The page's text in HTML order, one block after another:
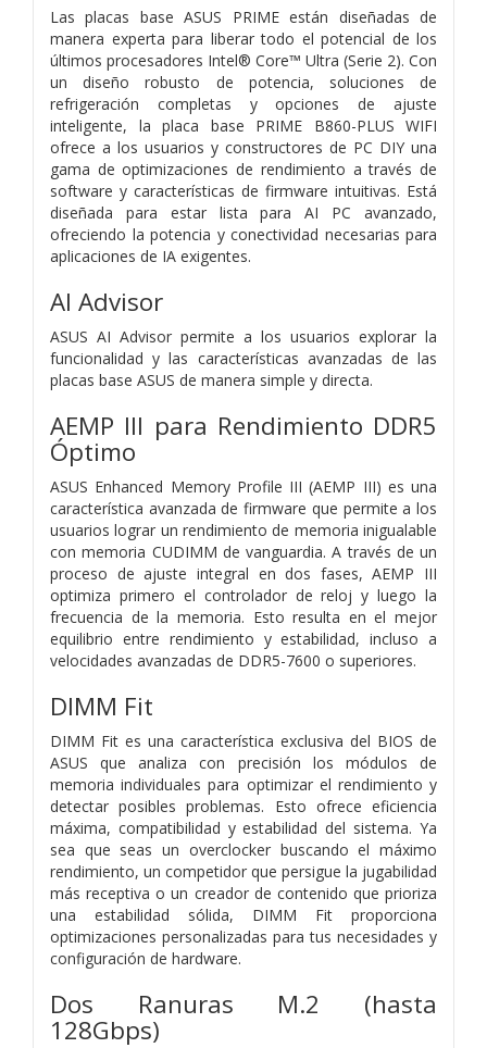
Las placas base ASUS PRIME están diseñadas de
manera experta para liberar todo el potencial de los
últimos procesadores Intel® Core™ Ultra (Serie 2). Con
un diseño robusto de potencia, soluciones de
refrigeración completas y opciones de ajuste
inteligente, la placa base PRIME B860-PLUS WIFI
ofrece a los usuarios y constructores de PC DIY una
gama de optimizaciones de rendimiento a través de
software y características de firmware intuitivas. Está
diseñada para estar lista para AI PC avanzado,
ofreciendo la potencia y conectividad necesarias para
aplicaciones de IA exigentes.
AI Advisor
ASUS AI Advisor permite a los usuarios explorar la
funcionalidad y las características avanzadas de las
placas base ASUS de manera simple y directa.
AEMP III para Rendimiento DDR5
Óptimo
ASUS Enhanced Memory Profile III (AEMP III) es una
característica avanzada de firmware que permite a los
usuarios lograr un rendimiento de memoria inigualable
con memoria CUDIMM de vanguardia. A través de un
proceso de ajuste integral en dos fases, AEMP III
optimiza primero el controlador de reloj y luego la
frecuencia de la memoria. Esto resulta en el mejor
equilibrio entre rendimiento y estabilidad, incluso a
velocidades avanzadas de DDR5-7600 o superiores.
DIMM Fit
DIMM Fit es una característica exclusiva del BIOS de
ASUS que analiza con precisión los módulos de
memoria individuales para optimizar el rendimiento y
detectar posibles problemas. Esto ofrece eficiencia
máxima, compatibilidad y estabilidad del sistema. Ya
sea que seas un overclocker buscando el máximo
rendimiento, un competidor que persigue la jugabilidad
más receptiva o un creador de contenido que prioriza
una estabilidad sólida, DIMM Fit proporciona
optimizaciones personalizadas para tus necesidades y
configuración de hardware.
Dos Ranuras M.2 (hasta
128Gbps)